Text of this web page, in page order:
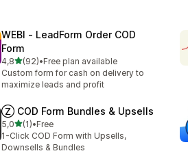
WEBI ‑ LeadForm Order COD
Form
4,8de 5 estrelas
(92)
92 total de avaliações
•Free plan available
Custom form for cash on delivery to
maximize leads and profit
Ⓩ COD Form Bundles & Upsells
5,0de 5 estrelas
(1)
1 total de avaliações
•Free
1-Click COD Form with Upsells,
Downsells & Bundles